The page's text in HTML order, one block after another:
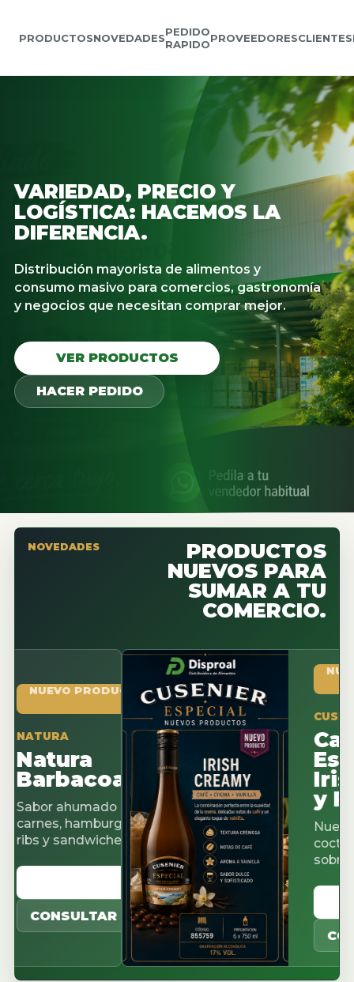
PRODUCTOSNOVEDADESPEDIDO
RAPIDOPROVEEDORESCLIENTES
VARIEDAD, PRECIO Y
LOGÍSTICA: HACEMOS LA
DIFERENCIA.
Distribución mayorista de alimentos y
consumo masivo para comercios, gastronomía
y negocios que necesitan comprar mejor.
VER PRODUCTOS
HACER PEDIDO
NOVEDADES
PRODUCTOS
NUEVOS PARA
SUMAR A TU
COMERCIO.
PRODUCTO
ahumado para
hamburguesas,
sandwiches.
NUEVO
CUSENIER
Cacao
Irish
y
Nuevos
cocteleria,
sobremesas.
VER